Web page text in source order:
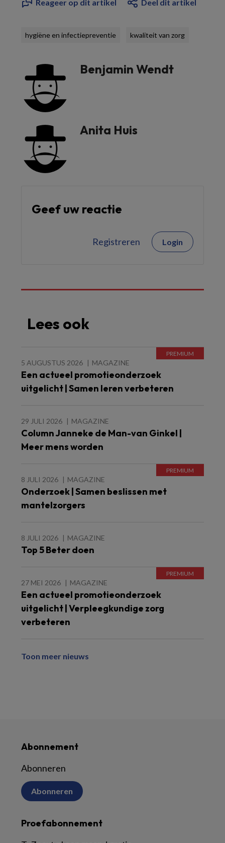
Reageer op dit artikel Deel dit artikel
hygiëne en infectiepreventie kwaliteit van zorg
Benjamin Wendt
Anita Huis
Geef uw reactie
Registreren Login
Lees ook
5 AUGUSTUS 2026 MAGAZINE
Een actueel promotieonderzoek
uitgelicht | Samen leren verbeteren
29 JULI 2026 MAGAZINE
Column Janneke de Man-van Ginkel |
Meer mens worden
8 JULI 2026 MAGAZINE
Onderzoek | Samen beslissen met
mantelzorgers
8 JULI 2026 MAGAZINE
Top 5 Beter doen
27 MEI 2026 MAGAZINE
Een actueel promotieonderzoek
uitgelicht | Verpleegkundige zorg
verbeteren
Toon meer nieuws
Abonnement
Abonneren
Abonneren
Proefabonnement